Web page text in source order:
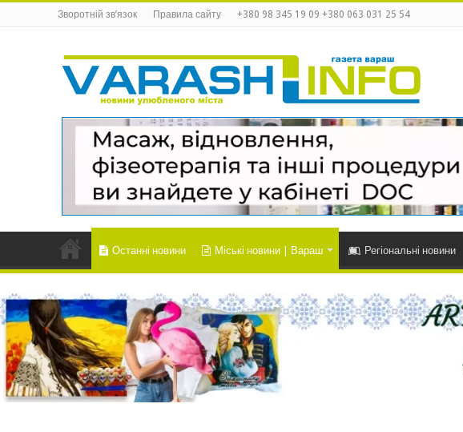
Зворотній зв’язок Правила сайту +380 98 345 19 09 +380 063 031 25 54
Останні новини Міські новини | Вараш Регіональні новини